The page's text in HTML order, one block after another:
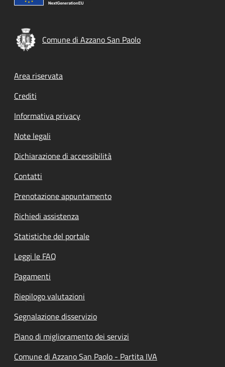
Comune di Azzano San Paolo
Footer menu
Area riservata
Crediti
Informativa privacy
Note legali
Dichiarazione di accessibilità
Contatti
Prenotazione appuntamento
Richiedi assistenza
Statistiche del portale
Leggi le FAQ
Pagamenti
Riepilogo valutazioni
Segnalazione disservizio
Piano di miglioramento dei servizi
Comune di Azzano San Paolo - Partita IVA